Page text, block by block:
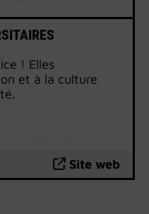
! Elles
et à la culture
sur le siteSite web